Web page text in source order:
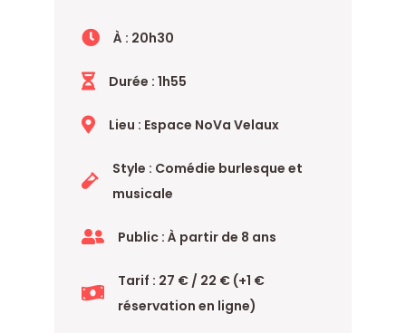
À : 20h30
Durée : 1h55
Lieu : Espace NoVa Velaux
Style : Comédie burlesque et
musicale
Public : À partir de 8 ans
Tarif : 27 € / 22 € (+1 €
réservation en ligne)